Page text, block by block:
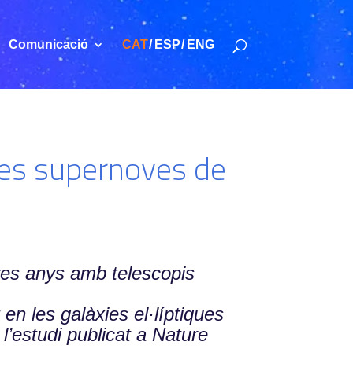
Comunicació CAT ESP ENG
supernoves de
anys amb telescopis
les galàxies el·líptiques
publicat a Nature